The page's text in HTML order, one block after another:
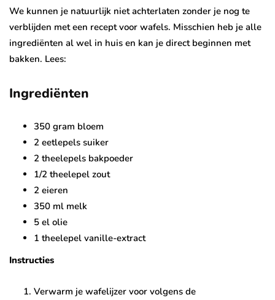
We kunnen je natuurlijk niet achterlaten zonder je nog te
verblijden met een recept voor wafels. Misschien heb je alle
ingrediënten al wel in huis en kan je direct beginnen met
bakken. Lees:
Ingrediënten
350 gram bloem
2 eetlepels suiker
2 theelepels bakpoeder
1/2 theelepel zout
2 eieren
350 ml melk
5 el olie
1 theelepel vanille-extract
Instructies
Verwarm je wafelijzer voor volgens de